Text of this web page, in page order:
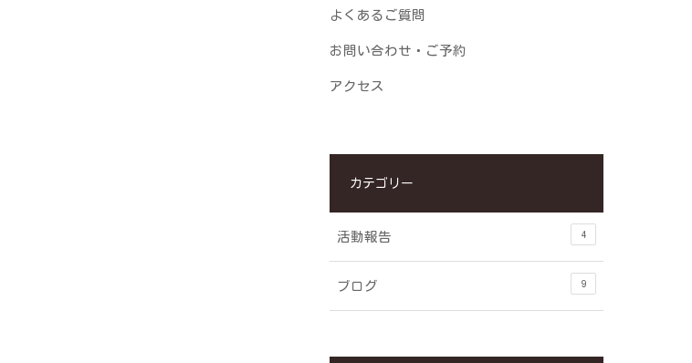
よくあるご質問
お問い合わせ・ご予約
アクセス
カテゴリー
活動報告 4
ブログ 9